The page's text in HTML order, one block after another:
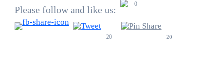
Please follow and like us:
0
20 20